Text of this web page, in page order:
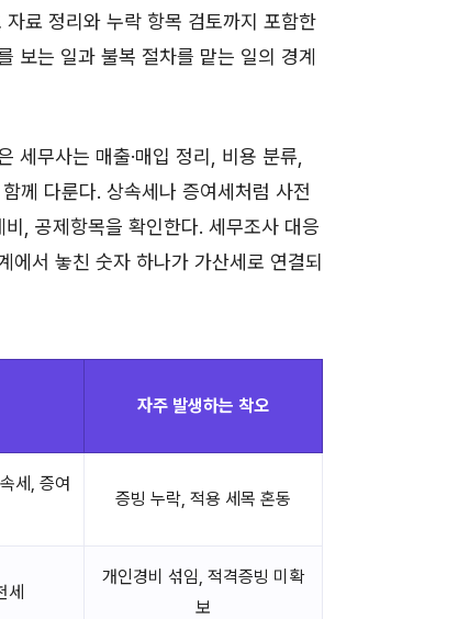
료 정리와 누락 항목 검토까지 포함한
보는 일과 불복 절차를 맡는 일의 경계
세무사는 매출·매입 정리, 비용 분류,
께 다룬다. 상속세나 증여세처럼 사전
, 공제항목을 확인한다. 세무조사 대응
에서 놓친 숫자 하나가 가산세로 연결되
자주 발생하는 착오
세, 증여
증빙 누락, 적용 세목 혼동
세
개인경비 섞임, 적격증빙 미확
보